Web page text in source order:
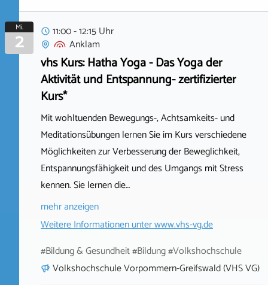
Mi.
2
11:00 - 12:15 Uhr
Anklam
vhs Kurs: Hatha Yoga - Das Yoga der
Aktivität und Entspannung- zertifizierter
Kurs*
Mit wohltuenden Bewegungs-, Achtsamkeits- und
Meditationsübungen lernen Sie im Kurs verschiedene
Möglichkeiten zur Verbesserung der Beweglichkeit,
Entspannungsfähigkeit und des Umgangs mit Stress
kennen. Sie lernen die…
mehr anzeigen
Weitere Informationen unterwww.vhs-vg.de
#Bildung & Gesundheit #Bildung #Volkshochschule
Volkshochschule Vorpommern-Greifswald (VHS VG)